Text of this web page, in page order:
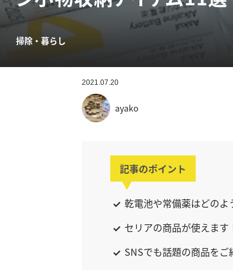
掃除・暮らし
2021.07.20
ayako
記事のポイント
乾電池や常備薬はどのよ
セリアの商品が使えます
SNSでも話題の商品をご